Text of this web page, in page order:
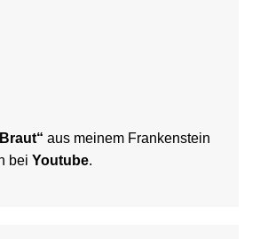
aus meinem Frankenstein
bei Youtube.